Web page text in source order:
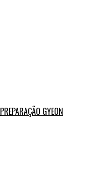
PREPARAÇÃO GYEON